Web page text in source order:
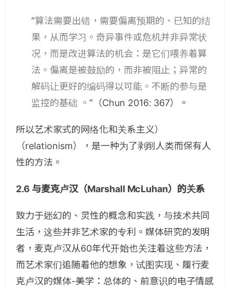
”算法需要出错，需要偏离预期的、已知的结
果，从而学习。奇异事件或危机并非异常状
况，而是改进算法的机会：是它们喂养着算
法。偏离是被鼓励的，而非被阻止；异常的
解码让更好的编码得以可能。不断的参与是
监控的基础 。 ”（Chun 2016: 367）。
所以艺术家式的网络化和关系主义）
（relationism），是一种为了剥削人类而保有人
性的方法。
2.6 与麦克卢汉（Marshall McLuhan）的关系
致力于迷幻的、灵性的概念和实践，与技术共同
生活，这些并非艺术家的专利。媒体研究的发明
者，麦克卢汉从60年代开始也关注着这些方法，
而艺术家们追随着他的想象，试图实现、履行麦
克卢汉的媒体-美学：总体的、前意识的电子情感